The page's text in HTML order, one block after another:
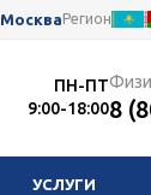
МоскваРегион
ПН-ПТ
9:00-18:008
УСЛУГИ